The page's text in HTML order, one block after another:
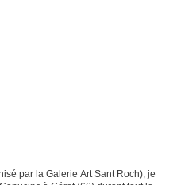
par la Galerie Art Sant Roch), je